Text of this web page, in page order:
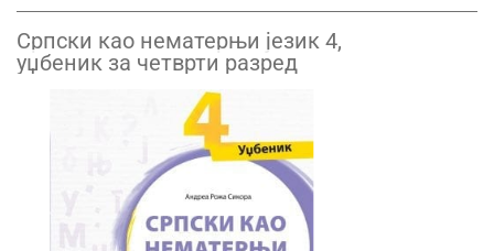
Српски као нематерњи језик 4,
уџбеник за четврти разред